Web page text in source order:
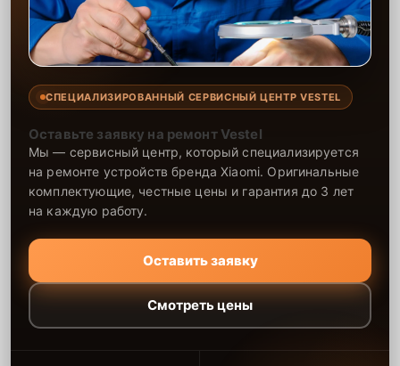
СПЕЦИАЛИЗИРОВАННЫЙ СЕРВИСНЫЙ ЦЕНТР VESTEL
Оставьте заявку на ремонт Vestel
Мы — сервисный центр, который специализируется
на ремонте устройств бренда Xiaomi. Оригинальные
комплектующие, честные цены и гарантия до 3 лет
на каждую работу.
Оставить заявку
Смотреть цены